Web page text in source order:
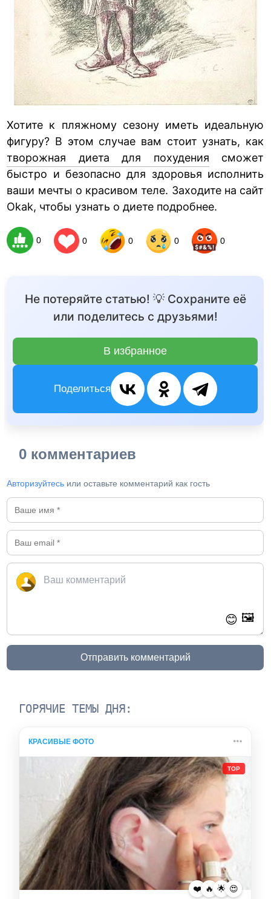
Хотите к пляжному сезону иметь идеальную
фигуру? В этом случае вам стоит узнать, как
творожная диета для похудения сможет
быстро и безопасно для здоровья исполнить
ваши мечты о красивом теле. Заходите на сайт
Okak, чтобы узнать о диете подробнее.
0 0 0 0 0
Не потеряйте статью! 💡 Сохраните её
или поделитесь с друзьями!
В избранное
Поделиться
0 комментариев
Авторизуйтесь или оставьте комментарий как гость
😊 🖼️
Отправить комментарий
ГОРЯЧИЕ ТЕМЫ ДНЯ:
КРАСИВЫЕ ФОТО
TOP
❤️ 🔥 🌟 😍